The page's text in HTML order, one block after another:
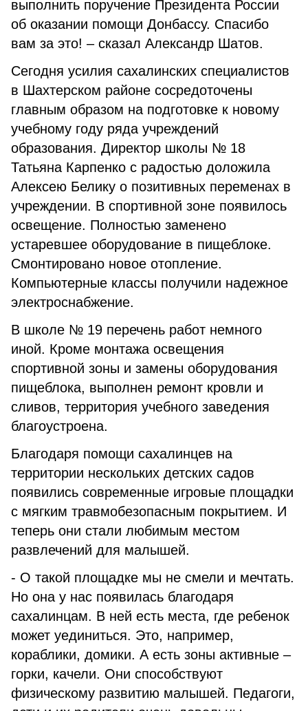
выполнить поручение Президента России
об оказании помощи Донбассу. Спасибо
вам за это! – сказал Александр Шатов.
Сегодня усилия сахалинских специалистов
в Шахтерском районе сосредоточены
главным образом на подготовке к новому
учебному году ряда учреждений
образования. Директор школы № 18
Татьяна Карпенко с радостью доложила
Алексею Белику о позитивных переменах в
учреждении. В спортивной зоне появилось
освещение. Полностью заменено
устаревшее оборудование в пищеблоке.
Смонтировано новое отопление.
Компьютерные классы получили надежное
электроснабжение.
В школе № 19 перечень работ немного
иной. Кроме монтажа освещения
спортивной зоны и замены оборудования
пищеблока, выполнен ремонт кровли и
сливов, территория учебного заведения
благоустроена.
Благодаря помощи сахалинцев на
территории нескольких детских садов
появились современные игровые площадки
с мягким травмобезопасным покрытием. И
теперь они стали любимым местом
развлечений для малышей.
- О такой площадке мы не смели и мечтать.
Но она у нас появилась благодаря
сахалинцам. В ней есть места, где ребенок
может уединиться. Это, например,
кораблики, домики. А есть зоны активные –
горки, качели. Они способствуют
физическому развитию малышей. Педагоги,